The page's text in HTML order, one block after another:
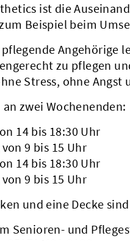
ist die
Beispiel beim
Angehörige
zu pflegen
Stress, ohne Angst
zwei Wochenenden:
14 bis 18:30 Uhr
9 bis 15 Uhr
14 bis 18:30 Uhr
9 bis 15 Uhr
und eine Decke
Senioren- und